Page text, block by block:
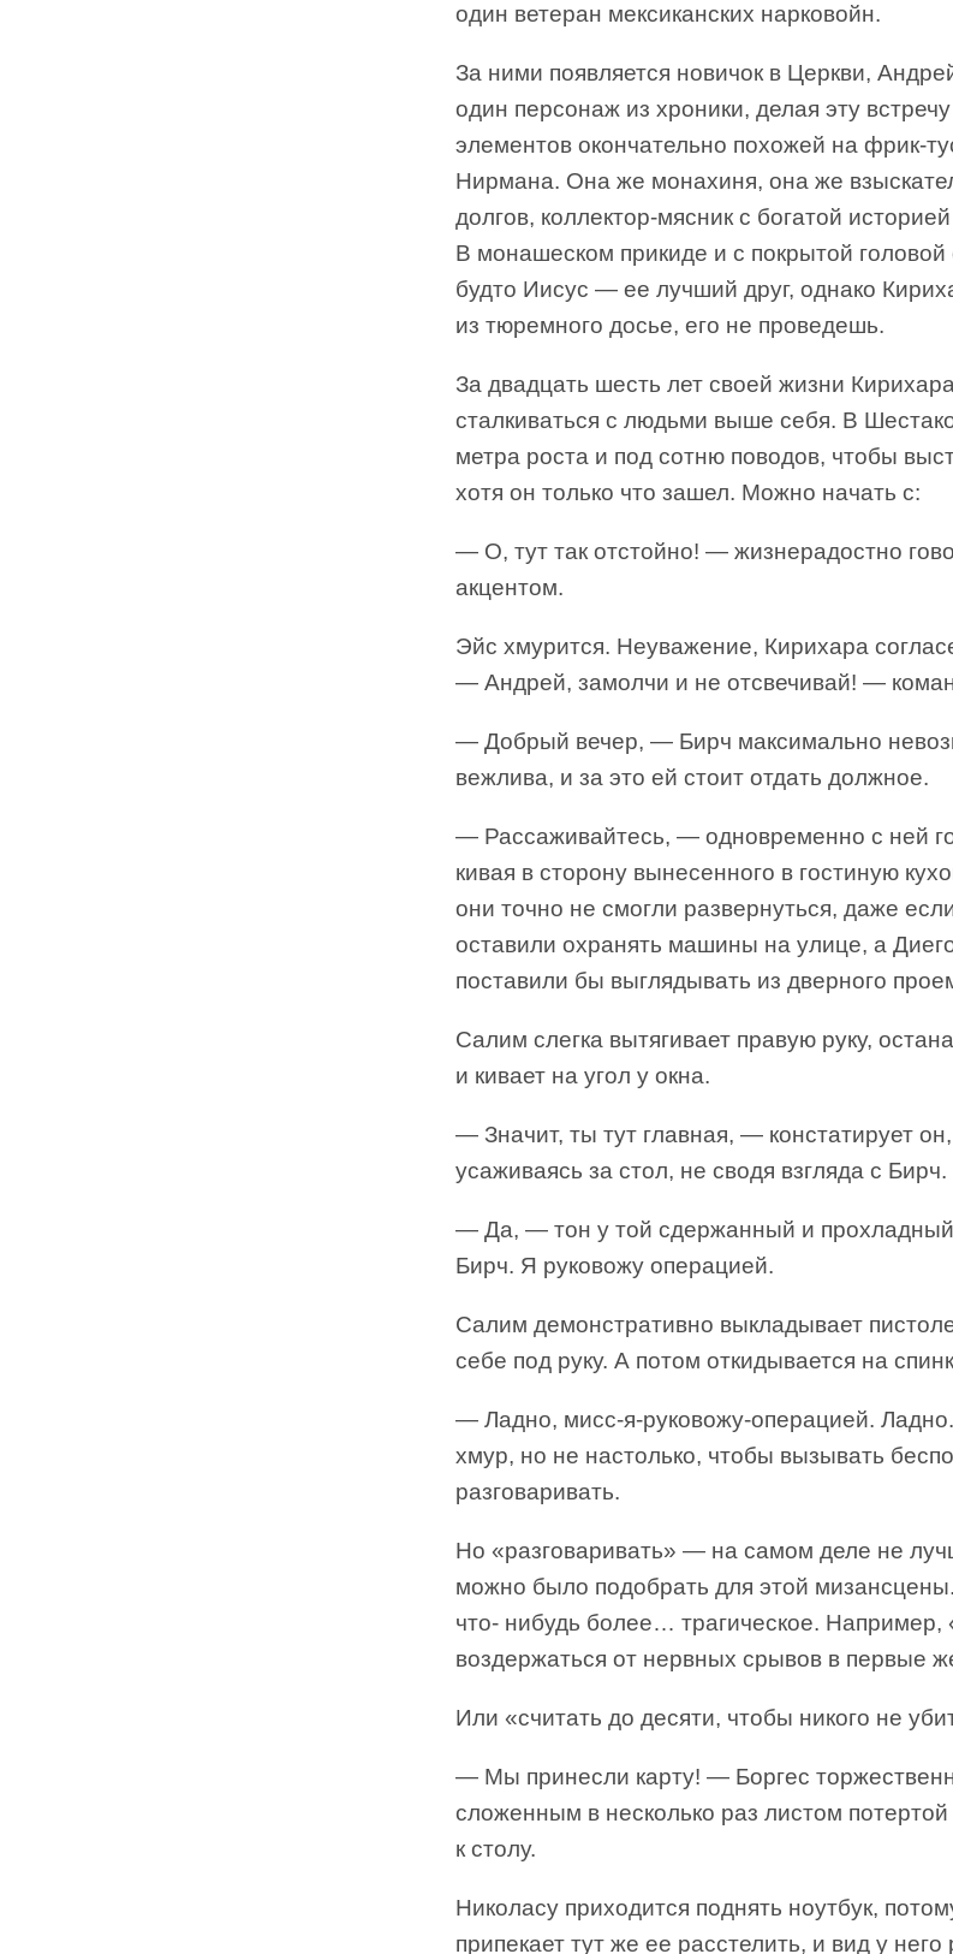
один ветеран мексиканских нарковойн.
За ними появляется новичок в Церкви,
один персонаж из хроники, делая эту
элементов окончательно похожей на фрик-
Нирмана. Она же монахиня, она же
долгов, коллектор-мясник с богатой
В монашеском прикиде и с покрытой головой
будто Иисус — ее лучший друг, однако
из тюремного досье, его не проведешь.
За двадцать шесть лет своей жизни
сталкиваться с людьми выше себя. В
метра роста и под сотню поводов, чтобы
хотя он только что зашел. Можно начать с:
— О, тут так отстойно! — жизнерадостно
акцентом.
Эйс хмурится. Неуважение, Кирихара
— Андрей, замолчи и не отсвечивай! —
— Добрый вечер, — Бирч максимально
вежлива, и за это ей стоит отдать должное.
— Рассаживайтесь, — одновременно с ней
кивая в сторону вынесенного в гостиную
они точно не смогли развернуться, даже
оставили охранять машины на улице, а
поставили бы выглядывать из дверного
Салим слегка вытягивает правую руку,
и кивает на угол у окна.
— Значит, ты тут главная, — констатирует
усаживаясь за стол, не сводя взгляда с Бирч.
— Да, — тон у той сдержанный и
Бирч. Я руковожу операцией.
Салим демонстративно выкладывает
себе под руку. А потом откидывается на
— Ладно, мисс-я-руковожу-операцией.
хмур, но не настолько, чтобы вызывать
разговаривать.
Но «разговаривать» — на самом деле не
можно было подобрать для этой
что- нибудь более… трагическое. Например,
воздержаться от нервных срывов в первые
Или «считать до десяти, чтобы никого не
— Мы принесли карту! — Боргес
сложенным в несколько раз листом потертой
к столу.
Николасу приходится поднять ноутбук,
припекает тут же ее расстелить, и вид у